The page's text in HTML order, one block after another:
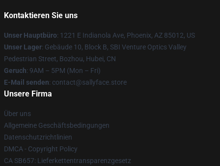
Kontaktieren Sie uns
Unser Hauptbüro: 1221 E Indianola Ave, Phoenix, AZ 85012, US
Unser Lager: Gebäude 10, Block B, SBI Venture Optics Valley
Pedestrian Street, Bozhou, Hubei, CN
Geruch: 9AM – 5PM (Mon – Fri)
E-Mail senden: contact@sallyface.store
Unsere Firma
Über uns
Allgemeine Geschäftsbedingungen
Datenschutzrichtlinien
DMCA - Copyright Policy
CA SB657: Lieferkettentransparenzgesetz